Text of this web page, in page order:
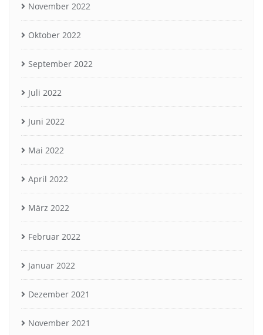
November 2022
Oktober 2022
September 2022
Juli 2022
Juni 2022
Mai 2022
April 2022
März 2022
Februar 2022
Januar 2022
Dezember 2021
November 2021